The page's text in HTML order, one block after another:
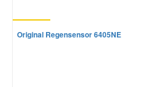
Original Regensensor 6405NE